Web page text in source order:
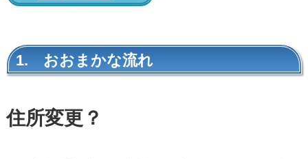
1. おおまかな流れ
住所変更？